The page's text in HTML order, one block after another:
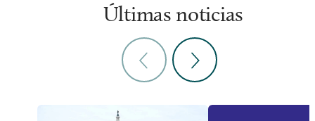
Últimas noticias